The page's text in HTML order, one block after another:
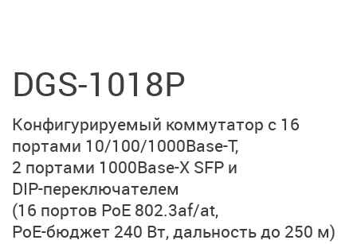
DGS-1018P
Конфигурируемый коммутатор с 16
портами 10/100/1000Base-T,
2 портами 1000Base-X SFP и
DIP-переключателем
(16 портов PoE 802.3af/at,
PoE-бюджет 240 Вт,дальность до 250 м)